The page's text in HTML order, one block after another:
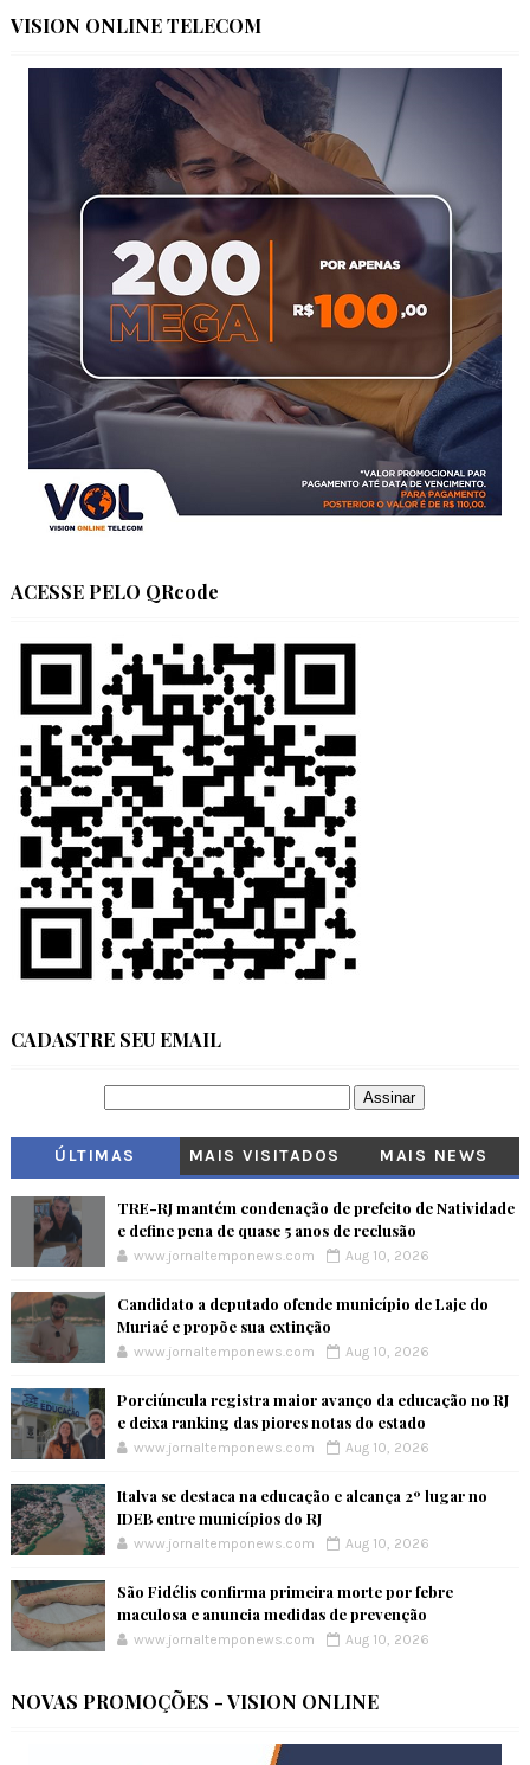
VISION ONLINE TELECOM
ACESSE PELO QRcode
CADASTRE SEU EMAIL
ÚLTIMAS MAIS VISITADOS MAIS NEWS
TRE-RJ mantém condenação de prefeito de Natividade
e define pena de quase 5 anos de reclusão
www.jornaltemponews.com Aug 10, 2026
Candidato a deputado ofende município de Laje do
Muriaé e propõe sua extinção
www.jornaltemponews.com Aug 10, 2026
Porciúncula registra maior avanço da educação no RJ
e deixa ranking das piores notas do estado
www.jornaltemponews.com Aug 10, 2026
Italva se destaca na educação e alcança 2º lugar no
IDEB entre municípios do RJ
www.jornaltemponews.com Aug 10, 2026
São Fidélis confirma primeira morte por febre
maculosa e anuncia medidas de prevenção
www.jornaltemponews.com Aug 10, 2026
NOVAS PROMOÇÕES - VISION ONLINE